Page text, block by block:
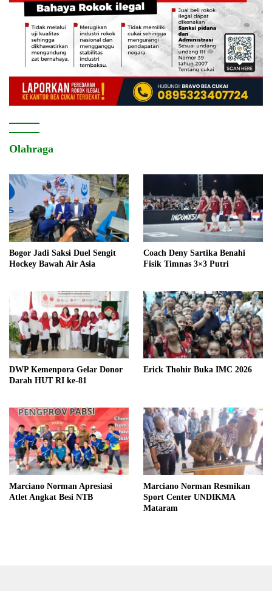
Olahraga
Bogor Jadi Saksi Duel Sengit
Hockey Bawah Air Asia
Coach Deny Sartika Benahi
Fisik Timnas 3×3 Putri
DWP Kemenpora Gelar Donor
Darah HUT RI ke-81
Erick Thohir Buka IMC 2026
Marciano Norman Apresiasi
Atlet Angkat Besi NTB
Marciano Norman Resmikan
Sport Center UNDIKMA
Mataram